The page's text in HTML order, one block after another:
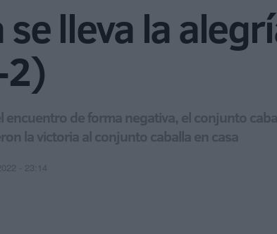
se lleva la
encuentro de forma negativa, el conjunto
la victoria al conjunto caballa en casa
- 23:14